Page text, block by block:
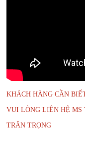
KHÁCH HÀNG CẦN
VUI LÒNG LIÊN HỆ MS
TRÂN TRỌNG